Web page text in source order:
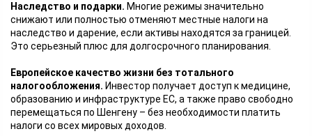
Наследство и подарки. Многие режимы значительно
снижают или полностью отменяют местные налоги на
наследство и дарение, если активы находятся за границей.
Это серьезный плюс для долгосрочного планирования.
Европейское качество жизни без тотального
налогообложения. Инвестор получает доступ к медицине,
образованию и инфраструктуре ЕС, а также право свободно
перемещаться по Шенгену – без необходимости платить
налоги со всех мировых доходов.